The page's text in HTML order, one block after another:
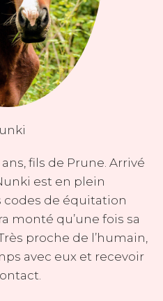
fils de Prune. Arrivé
est en plein
codes de équitation
monté qu’une fois sa
proche de l’humain,
avec eux et recevoir